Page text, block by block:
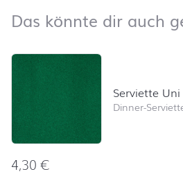
Das könnte dir auch
Produktliste überspringen und
Serviette
Dinner-
4,30€